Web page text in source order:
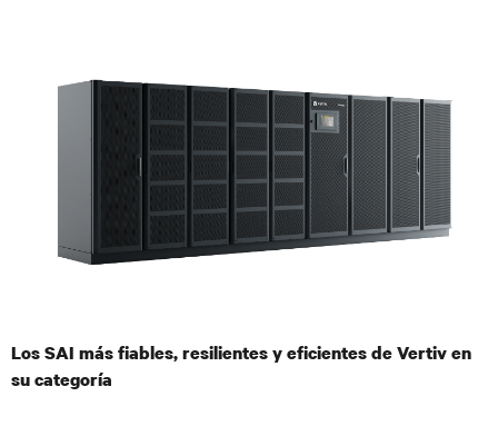
Los SAI más fiables, resilientes y eficientes de Vertiv en
su categoría